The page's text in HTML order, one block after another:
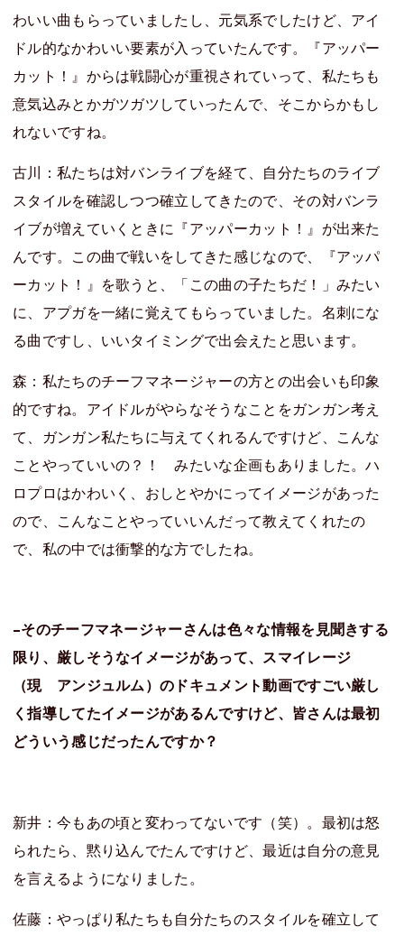
わいい曲もらっていましたし、元気系でしたけど、アイ
ドル的なかわいい要素が入っていたんです。『アッパー
カット！』からは戦闘心が重視されていって、私たちも
意気込みとかガツガツしていったんで、そこからかもし
れないですね。
古川：私たちは対バンライブを経て、自分たちのライブ
スタイルを確認しつつ確立してきたので、その対バンラ
イブが増えていくときに『アッパーカット！』が出来た
んです。この曲で戦いをしてきた感じなので、『アッパ
ーカット！』を歌うと、「この曲の子たちだ！」みたい
に、アプガを一緒に覚えてもらっていました。名刺にな
る曲ですし、いいタイミングで出会えたと思います。
森：私たちのチーフマネージャーの方との出会いも印象
的ですね。アイドルがやらなそうなことをガンガン考え
て、ガンガン私たちに与えてくれるんですけど、こんな
ことやっていいの？！ みたいな企画もありました。ハ
ロプロはかわいく、おしとやかにってイメージがあった
ので、こんなことやっていいんだって教えてくれたの
で、私の中では衝撃的な方でしたね。
–そのチーフマネージャーさんは色々な情報を見聞きする
限り、厳しそうなイメージがあって、スマイレージ
（現 アンジュルム）のドキュメント動画ですごい厳し
く指導してたイメージがあるんですけど、皆さんは最初
どういう感じだったんですか？
新井：今もあの頃と変わってないです（笑）。最初は怒
られたら、黙り込んでたんですけど、最近は自分の意見
を言えるようになりました。
佐藤：やっぱり私たちも自分たちのスタイルを確立して